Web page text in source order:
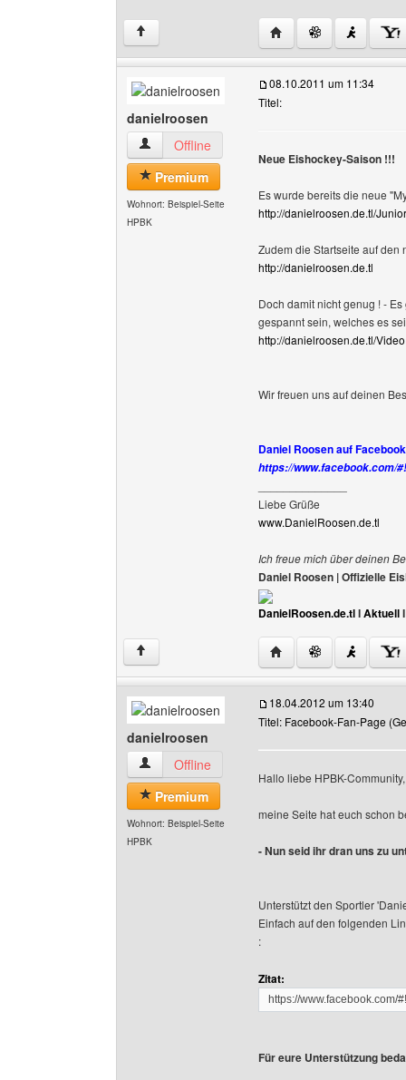
↑ Website dieses
danielroosen
danielroosen Benutzer-Profile anzeigen
Offline
Premium
Wohnort: Beispiel-Seite
HPBK
08.10.2011 um 11:34
Titel:
Neue Eishockey-Saison !!!
Es wurde bereits die neue
http://danielroosen.de.tl/
Zudem die Startseite auf den
http://danielroosen.de.tl
Doch damit nicht genug ! -
gespannt sein, welches es
http://danielroosen.de.tl/
Wir freuen uns auf deinen
Daniel Roosen auf
https://www.facebook.com/
Liebe Grüße
www.DanielRoosen.de.tl
Ich freue mich über deinen
Daniel Roosen | Offizielle
DanielRoosen.de.tlIAktuell
↑ Website dieses
danielroosen
danielroosen Benutzer-Profile anzeigen
Offline
Premium
Wohnort: Beispiel-Seite
HPBK
18.04.2012 um 13:40
Titel: Facebook-Fan-Page
Hallo liebe HPBK-Community,
meine Seite hat euch schon
- Nun seid ihr dran uns zu
Unterstützt den Sportler
Einfach auf den folgenden
:
Zitat:
https://
Für eure Unterstützung